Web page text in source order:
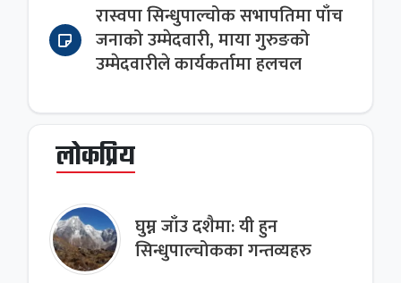
रास्वपा सिन्धुपाल्चोक सभापतिमा पाँच
जनाको उम्मेदवारी, माया गुरुङको
उम्मेदवारीले कार्यकर्तामा हलचल
लोकप्रिय
घुम्न जाँउ दशैमा: यी हुन
सिन्धुपाल्चोकका गन्तव्यहरु